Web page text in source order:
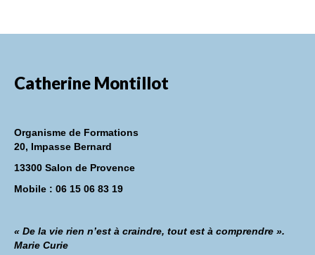
Catherine Montillot
Organisme de Formations
20, Impasse Bernard
13300 Salon de Provence
Mobile : 06 15 06 83 19
« De la vie rien n’est à craindre, tout est à comprendre ».
Marie Curie